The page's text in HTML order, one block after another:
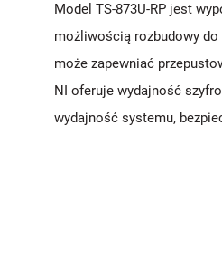
Model TS-873U-RP jest
możliwością rozbudowy do
może zapewniać
NI oferuje wydajność
wydajność systemu,